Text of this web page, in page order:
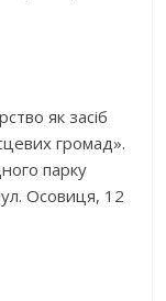
як засіб
громад».
парку
Осовиця, 12